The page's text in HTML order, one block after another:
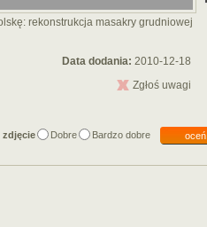
rekonstrukcja masakry grudniowej
Data dodania: 2010-12-18
Zgłoś uwagi
zdjęcie Dobre Bardzo dobre
oceń